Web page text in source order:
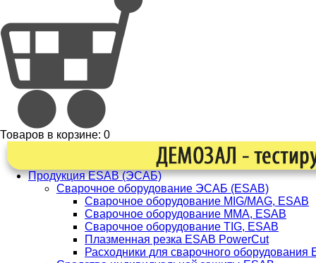
Товаров в корзине: 0
Продукция ESAB (ЭСАБ)
Сварочное оборудование ЭСАБ (ESAB)
Сварочное оборудование MIG/MAG, ESAB
Сварочное оборудование ММА, ESAB
Сварочное оборудование TIG, ESAB
Плазменная резка ESAB PowerCut
Расходники для сварочного оборудования